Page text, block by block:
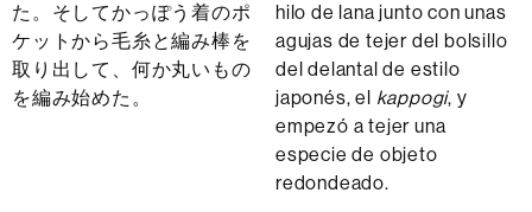
た。そしてかっぽう着のポ
ケットから毛糸と編み棒を
取り出して、何か丸いもの
を編み始めた。
hilo de lana junto con unas
agujas de tejer del bolsillo
del delantal de estilo
japonés, el kappogi, y
empezó a tejer una
especie de objeto
redondeado.